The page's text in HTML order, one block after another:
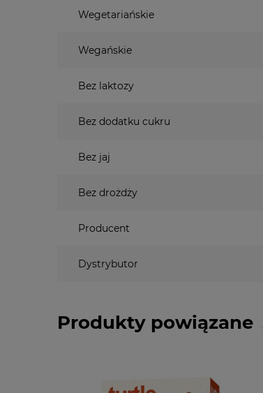
Wegetariańskie
Wegańskie
Bez laktozy
Bez dodatku cukru
Bez jaj
Bez drożdży
Producent
Dystrybutor
Produkty powiązane